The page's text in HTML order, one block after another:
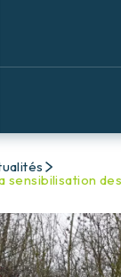
sensibilisation